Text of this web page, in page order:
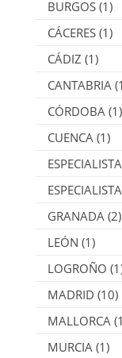
BURGOS (1)
CÁCERES (1)
CÁDIZ (1)
CANTABRIA
CÓRDOBA (1)
CUENCA (1)
GRANADA (2)
LEÓN (1)
LOGROÑO
MADRID (10)
MALLORCA
MURCIA (1)